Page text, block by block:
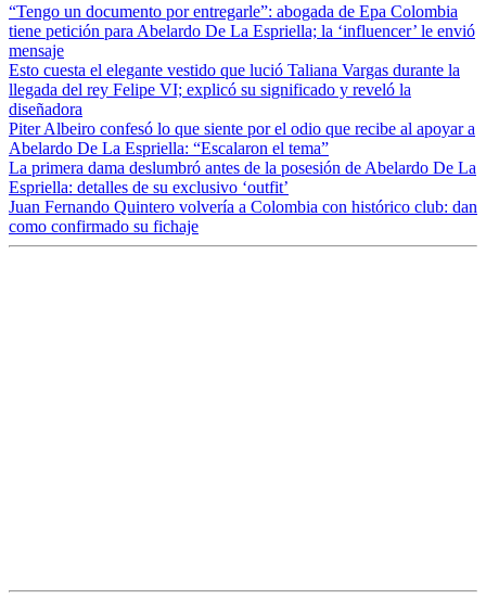
“Tengo un documento por entregarle”: abogada de Epa Colombia
tiene petición para Abelardo De La Espriella; la ‘influencer’ le envió
mensaje
Esto cuesta el elegante vestido que lució Taliana Vargas durante la
llegada del rey Felipe VI; explicó su significado y reveló la
diseñadora
Piter Albeiro confesó lo que siente por el odio que recibe al apoyar a
Abelardo De La Espriella: “Escalaron el tema”
La primera dama deslumbró antes de la posesión de Abelardo De La
Espriella: detalles de su exclusivo ‘outfit’
Juan Fernando Quintero volvería a Colombia con histórico club: dan
como confirmado su fichaje